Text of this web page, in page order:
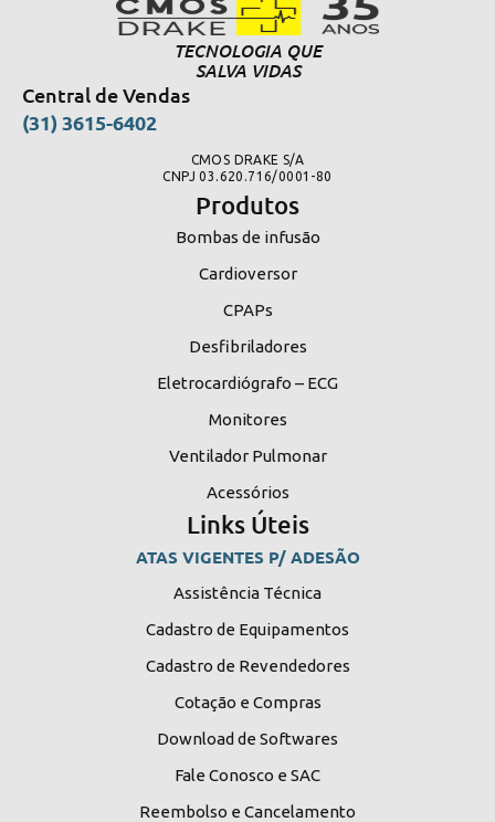
TECNOLOGIA QUE
SALVA VIDAS
Central de Vendas
(31) 3615-6402
CMOS DRAKE S/A
CNPJ 03.620.716/0001-80
Produtos
Bombas de infusão
Cardioversor
CPAPs
Desfibriladores
Eletrocardiógrafo – ECG
Monitores
Ventilador Pulmonar
Acessórios
Links Úteis
ATAS VIGENTES P/ ADESÃO
Assistência Técnica
Cadastro de Equipamentos
Cadastro de Revendedores
Cotação e Compras
Download de Softwares
Fale Conosco e SAC
Reembolso e Cancelamento